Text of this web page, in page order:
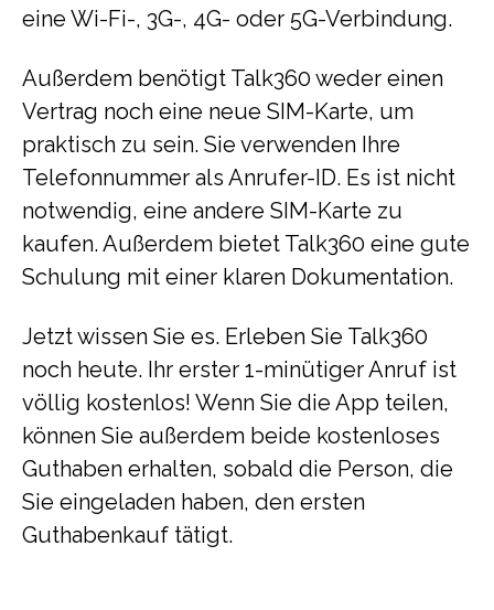
eine Wi-Fi-, 3G-, 4G- oder 5G-Verbindung.
Außerdem benötigt Talk360 weder einen
Vertrag noch eine neue SIM-Karte, um
praktisch zu sein. Sie verwenden Ihre
Telefonnummer als Anrufer-ID. Es ist nicht
notwendig, eine andere SIM-Karte zu
kaufen. Außerdem bietet Talk360 eine gute
Schulung mit einer klaren Dokumentation.
Jetzt wissen Sie es. Erleben Sie Talk360
noch heute. Ihr erster 1-minütiger Anruf ist
völlig kostenlos! Wenn Sie die App teilen,
können Sie außerdem beide kostenloses
Guthaben erhalten, sobald die Person, die
Sie eingeladen haben, den ersten
Guthabenkauf tätigt.